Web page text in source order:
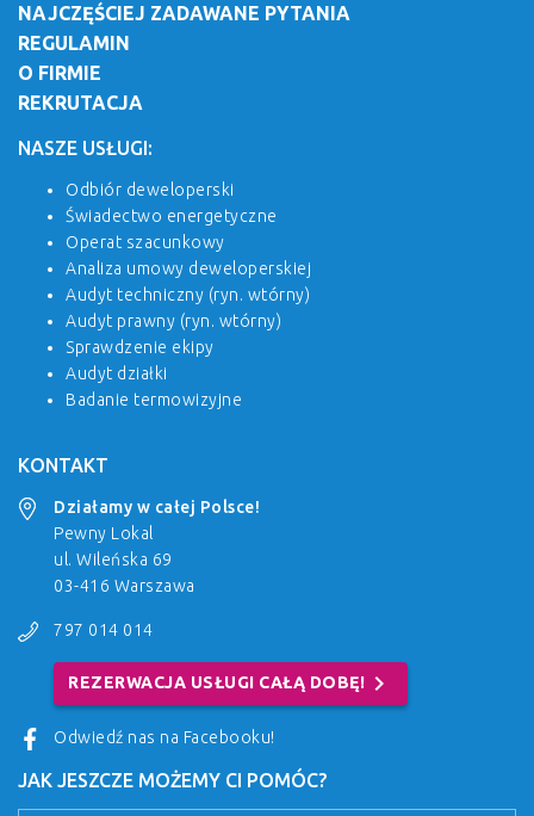
NAJCZĘŚCIEJ ZADAWANE PYTANIA
REGULAMIN
O FIRMIE
REKRUTACJA
NASZE USŁUGI:
Odbiór deweloperski
Świadectwo energetyczne
Operat szacunkowy
Analiza umowy deweloperskiej
Audyt techniczny (ryn. wtórny)
Audyt prawny (ryn. wtórny)
Sprawdzenie ekipy
Audyt działki
Badanie termowizyjne
KONTAKT
Działamy w całej Polsce!
Pewny Lokal
ul. Wileńska 69
03-416 Warszawa
797 014 014
REZERWACJA USŁUGI CAŁĄ DOBĘ! chevron_right
Odwiedź nas na Facebooku!
JAK JESZCZE MOŻEMY CI POMÓC?